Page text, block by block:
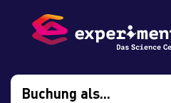
Buchung als...